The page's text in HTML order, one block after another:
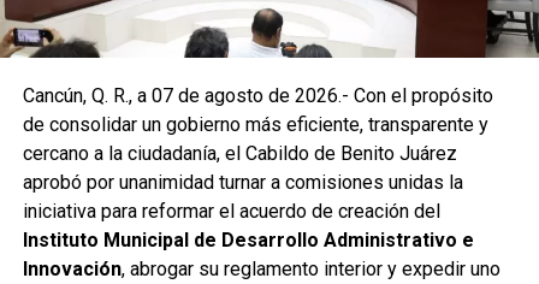
oportuna del gobierno municipal.
se reconstruyó la losa de bóveda y se instaló una nueva
rejilla en un pozo dañado por el tránsito de vehículos
pesados. De manera simultánea, se recuperó un espacio
público utilizado como basurero clandestino, del cual se
han retirado aproximadamente 150 toneladas de
escombros, cacharros y desechos vegetales. Se estima
que el saneamiento concluirá en dos días.
Cancún, Q. R., a 07 de agosto de 2026.- Con el propósito
de consolidar un gobierno más eficiente, transparente y
cercano a la ciudadanía, el Cabildo de Benito Juárez
aprobó por unanimidad turnar a comisiones unidas la
iniciativa para reformar el acuerdo de creación del
Instituto Municipal de Desarrollo Administrativo e
Innovación, abrogar su reglamento interior y expedir uno